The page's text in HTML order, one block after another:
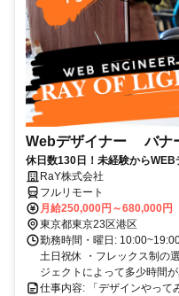
Webデザイナー バナ
休日数130日！未経験からWEB
RaY株式会社
フルリモート
月給250,000円～680,000円
東京都東京23区港区
勤務時間・曜日:
土日祝休 ・フレックス制の
ジェクトによって多少時間
仕事内容: 「デザインやっ